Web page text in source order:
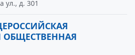
ул., д. 301
ОБЩЕСТВЕННАЯ